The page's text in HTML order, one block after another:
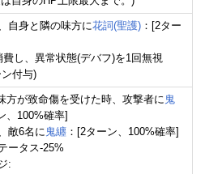
自身と隣の味方に花詞(聖護) ：[2ター
費し、異常状態(デバフ)を1回無視
付与)
方が致命傷を受けた時、攻撃者に 鬼
、100%確率]
敵6名に 鬼纏 ：[2ターン、100%確率]
ータス-25%
: